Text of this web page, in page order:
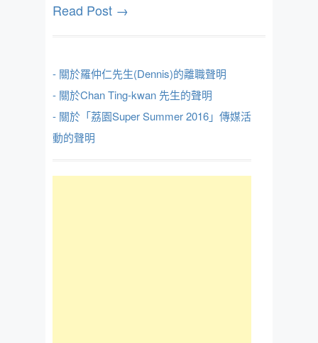
Read Post →
- 關於羅仲仁先生(Dennis)的離職聲明
- 關於Chan Ting-kwan 先生的聲明
- 關於「荔園Super Summer 2016」傳媒活
動的聲明